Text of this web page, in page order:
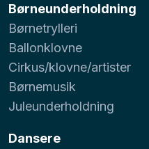
Børneunderholdning
Børnetrylleri
Ballonklovne
Cirkus/klovne/artister
Børnemusik
Juleunderholdning
Dansere